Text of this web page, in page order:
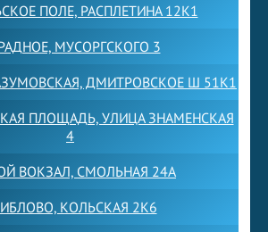
ПОЛЕ, РАСПЛЕТИНА 12К1
МУСОРГСКОГО 3
ДМИТРОВСКОЕ Ш 51К1
ПЛОЩАДЬ, УЛИЦА ЗНАМЕНСКАЯ
4
ВОКЗАЛ, СМОЛЬНАЯ 24А
КОЛЬСКАЯ 2К6